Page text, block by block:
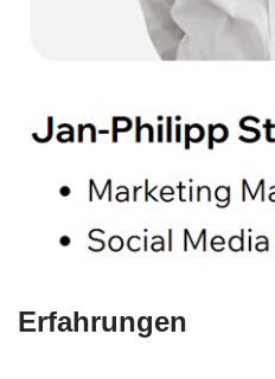
Erfahrungen